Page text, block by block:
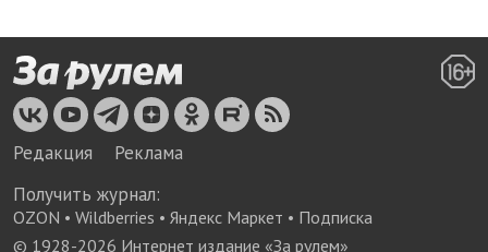
Редакция
Реклама
Получить журнал:
OZON • Wildberries • Яндекс Маркет • Подписка
© 1928-2026 Интернет издание «За рулем»